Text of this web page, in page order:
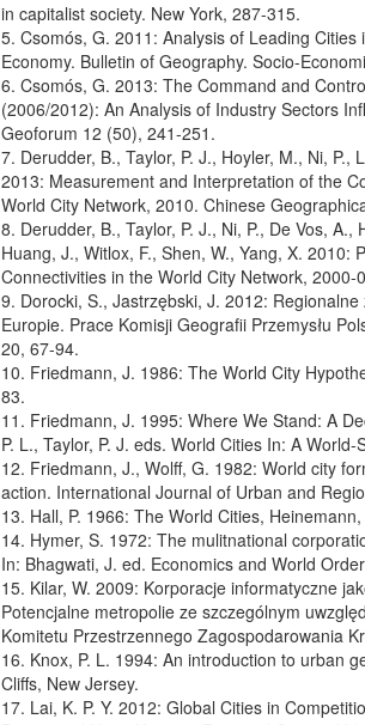
in capitalist society. New York, 287-315.
5. Csomós, G. 2011: Analysis of Leading
Economy. Bulletin of Geography. Socio-
6. Csomós, G. 2013: The Command and
(2006/2012): An Analysis of Industry Sectors
Geoforum 12 (50), 241-251.
7. Derudder, B., Taylor, P. J., Hoyler, M., Ni, P.,
2013: Measurement and Interpretation of the
World City Network, 2010. Chinese
8. Derudder, B., Taylor, P. J., Ni, P., De Vos,
Huang, J., Witlox, F., Shen, W., Yang, X. 2010:
Connectivities in the World City Network,
9. Dorocki, S., Jastrzębski, J. 2012:
Europie. Prace Komisji Geografii Przemysłu
20, 67-94.
10. Friedmann, J. 1986: The World City
83.
11. Friedmann, J. 1995: Where We Stand: A
P. L., Taylor, P. J. eds. World Cities In: A
12. Friedmann, J., Wolff, G. 1982: World city
action. International Journal of Urban and
13. Hall, P. 1966: The World Cities,
14. Hymer, S. 1972: The mulitnational
In: Bhagwati, J. ed. Economics and World
15. Kilar, W. 2009: Korporacje informatyczne
Potencjalne metropolie ze szczególnym
Komitetu Przestrzennego Zagospodarowania
16. Knox, P. L. 1994: An introduction to urban
Cliffs, New Jersey.
17. Lai, K. P. Y. 2012: Global Cities in